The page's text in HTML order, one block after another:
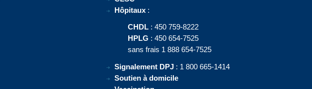
Hôpitaux :
CHDL : 450 759-8222
HPLG : 450 654-7525
sans frais 1 888 654-7525
Signalement DPJ : 1 800 665-1414
Soutien à domicile